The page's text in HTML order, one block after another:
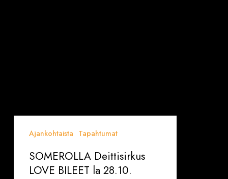
Ajankohtaista Tapahtumat
SOMEROLLA Deittisirkus
LOVE BILEET la 28.10.